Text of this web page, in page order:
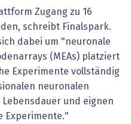
Zugang zu 16
schreibt Finalspark.
dabei um "neuronale
(MEAs) platziert
Experimente vollständig
neuronalen
und eignen
Experimente."